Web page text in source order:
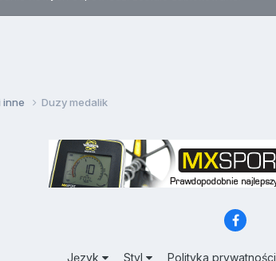
inne Duzy medalik
Język Styl Polityka prywatności